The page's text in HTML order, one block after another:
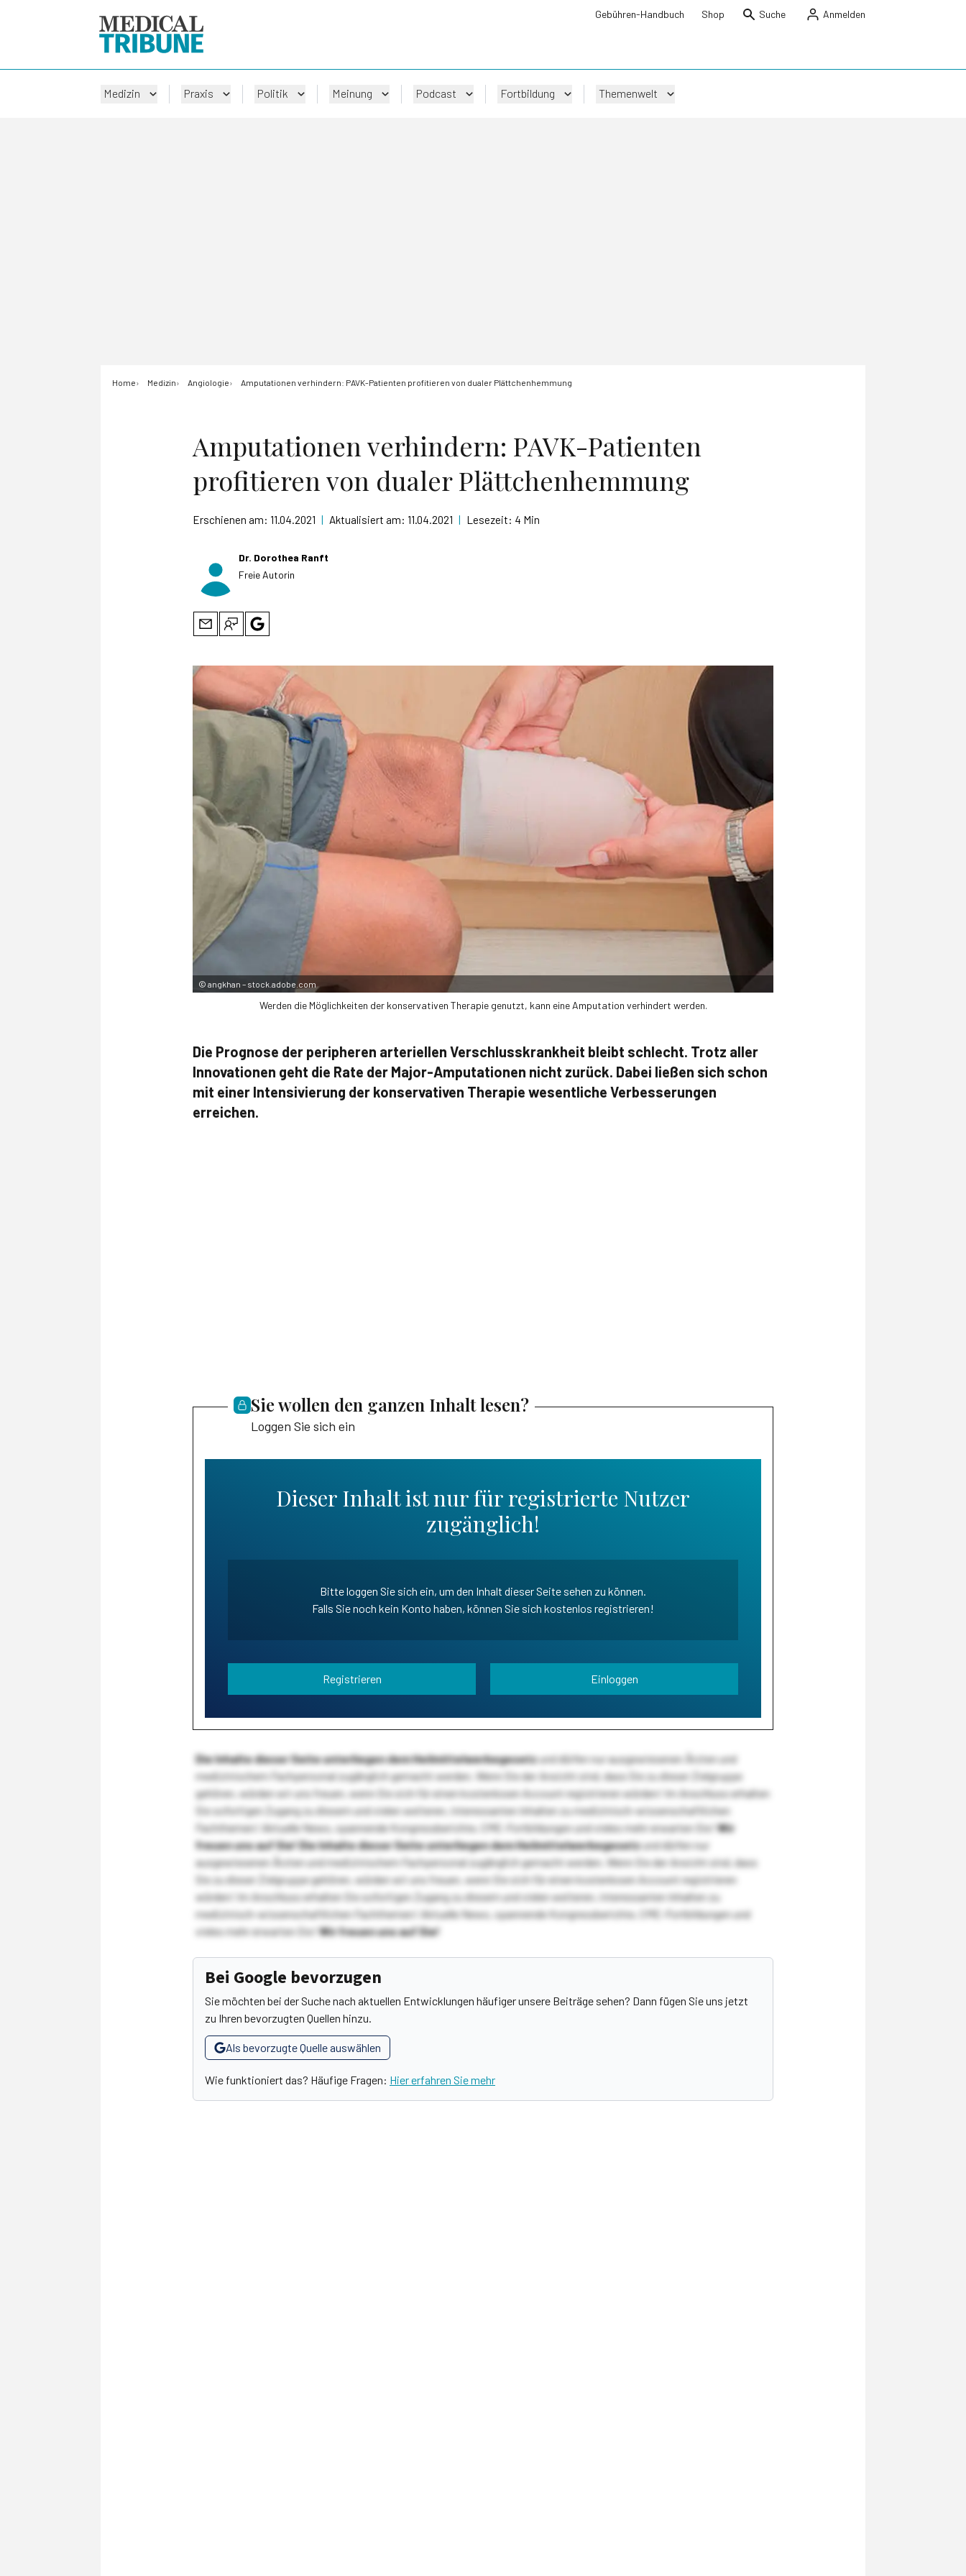
Gebühren-Handbuch Shop Suche Anmelden
Medizin Praxis Politik Meinung Podcast Fortbildung Themenwelt
Home Medizin Angiologie Amputationen verhindern: PAVK-Patienten profitieren von dualer Plättchenhemmung
Amputationen verhindern: PAVK-Patienten
profitieren von dualer Plättchenhemmung
Erschienen am: 11.04.2021 | Aktualisiert am: 11.04.2021 | Lesezeit: 4 Min
Dr. Dorothea Ranft
Freie Autorin
© angkhan – stock.adobe.com
Werden die Möglichkeiten der konservativen Therapie genutzt, kann eine Amputation verhindert werden.
Die Prognose der peripheren arteriellen Verschlusskrankheit bleibt schlecht. Trotz aller
Innovationen geht die Rate der Major-Amputationen nicht zurück. Dabei ließen sich schon
mit einer Intensivierung der konservativen Therapie wesentliche Verbesserungen
erreichen.
Sie wollen den ganzen Inhalt lesen?
Loggen Sie sich ein
Dieser Inhalt ist nur für registrierte Nutzer
zugänglich!
Bitte loggen Sie sich ein, um den Inhalt dieser Seite sehen zu können.
Falls Sie noch kein Konto haben, können Sie sich kostenlos registrieren!
Registrieren Einloggen
Die Inhalte dieser Seite unterliegen dem Heilmittelwerbegesetzund dürfen nur ausgewiesenen Ärzten und
medizinischem Fachpersonal zugänglich gemacht werden. Wenn Sie der Ansicht sind, dass Sie zu dieser Zielgruppe
gehören, würden wir uns freuen, wenn Sie sich für einen kostenlosen Account registrieren würden! Im Anschluss erhalten
Sie sofortigen Zugang zu diesem und vielen weiteren, interessanten Inhalten zu medizinisch-wissenschaftlichen
Fachthemen! Aktuelle News, spannende Kongressberichte, CME-Fortbildungen und vieles mehr erwarten Sie!Wir
freuen uns auf Sie!Die Inhalte dieser Seite unterliegen dem Heilmittelwerbegesetzund dürfen nur
ausgewiesenen Ärzten und medizinischem Fachpersonal zugänglich gemacht werden. Wenn Sie der Ansicht sind, dass
Sie zu dieser Zielgruppe gehören, würden wir uns freuen, wenn Sie sich für einen kostenlosen Account registrieren
würden! Im Anschluss erhalten Sie sofortigen Zugang zu diesem und vielen weiteren, interessanten Inhalten zu
medizinisch-wissenschaftlichen Fachthemen! Aktuelle News, spannende Kongressberichte, CME-Fortbildungen und
vieles mehr erwarten Sie!Wir freuen uns auf Sie!
Bei Google bevorzugen
Sie möchten bei der Suche nach aktuellen Entwicklungen häufiger unsere Beiträge sehen? Dann fügen Sie uns jetzt
zu Ihren bevorzugten Quellen hinzu.
Als bevorzugte Quelle auswählen
Wie funktioniert das? Häufige Fragen: Hier erfahren Sie mehr